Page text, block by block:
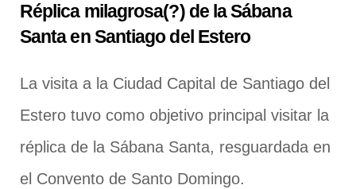
Réplica milagrosa(?) de la Sábana
Santa en Santiago del Estero
La visita a la Ciudad Capital de Santiago del
Estero tuvo como objetivo principal visitar la
réplica de la Sábana Santa, resguardada en
el Convento de Santo Domingo.